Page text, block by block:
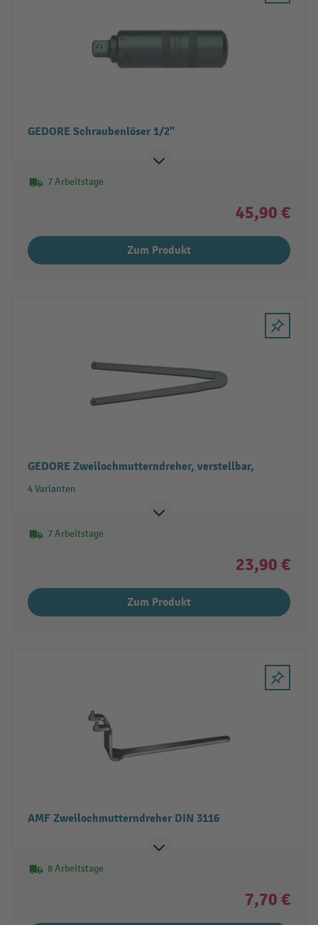
GEDORE Schraubenlöser 1/2"
7 Arbeitstage
45,90 €
Zum Produkt
GEDORE Zweilochmutterndreher, verstellbar,
4 Varianten
7 Arbeitstage
23,90 €
Zum Produkt
AMF Zweilochmutterndreher DIN 3116
8 Arbeitstage
7,70 €